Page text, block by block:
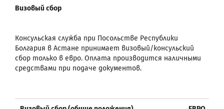
Визовый сбор
Консульская служба при Посольстве Республики
Болгария в Астане принимает визовый/консульский
сбор только в евро. Оплата производится наличными
средствами при подаче документов.